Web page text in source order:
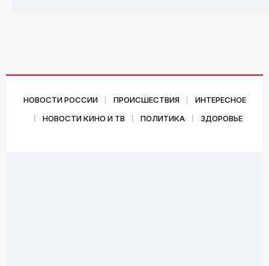
НОВОСТИ РОССИИ ПРОИСШЕСТВИЯ
ИНТЕРЕСНОЕ
НОВОСТИ КИНО И ТВ
ПОЛИТИКА ЗДОРОВЬЕ